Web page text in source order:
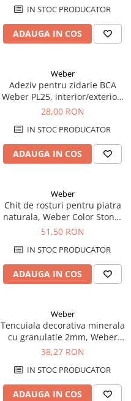
IN STOC PRODUCATOR
ADAUGA IN COS
Weber
Adeziv pentru zidarie BCA
Weber PL25, interior/exterior,
25 kg
28,00 RON
IN STOC PRODUCATOR
ADAUGA IN COS
Weber
Chit de rosturi pentru piatra
naturala, Weber Color Stone,
gri, 20 kg
51,50 RON
IN STOC PRODUCATOR
ADAUGA IN COS
Weber
Tencuiala decorativa minerala
cu granulatie 2mm, Weber
MIN100 K2, 20kg
38,27 RON
IN STOC PRODUCATOR
ADAUGA IN COS